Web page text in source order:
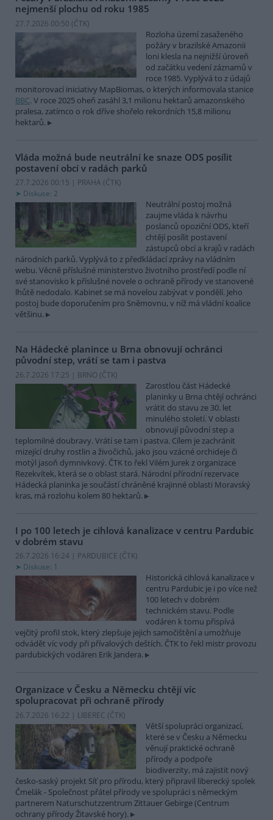
nejmenší plochu od roku 1985
27.7.2026 00:50 (ČTK)
Rozloha území zasaženého
požáry v brazilské Amazonii
loni klesla na nejnižší úroveň
od začátku vedení záznamů v
roce 1985. Vyplývá to z údajů
monitorovací iniciativy MapBiomas, o kterých informovala stanice
BBC. V roce 2025 oheň zasáhl 3,1 milionu hektarů amazonského
pralesa, zatímco o rok dříve shořelo rekordních 15,8 milionu
hektarů.
Vláda možná bude neutrální ke snaze ODS posílit
postavení obcí v radách parků
27.7.2026 00:15 | PRAHA (ČTK)
Diskuse: 2
Neutrální postoj možná
zaujme vláda k návrhu
poslanců opoziční ODS, kteří
chtějí posílit postavení
zástupců obcí a krajů v radách
národních parků. Vyplývá to z předkládací zprávy na vládním
webu. Věcně příslušné ministerstvo životního prostředí podle ní
své stanovisko k příslušné novele o ochraně přírody ve stanovené
lhůtě nedodalo. Kabinet se má novelou zabývat v pondělí. Jeho
postoj bude doporučením pro Sněmovnu, v níž má vládní koalice
většinu.
Na Hádecké planince u Brna obnovují ochránci
původní step, vrátí se tam i pastva
26.7.2026 17:25 | BRNO (ČTK)
Zarostlou část Hádecké
planinky u Brna chtějí ochránci
vrátit do stavu ze 30. let
minulého století. V oblasti
obnovují původní step a
teplomilné doubravy. Vrátí se tam i pastva. Cílem je zachránit
mizející druhy rostlin a živočichů, jako jsou vzácné orchideje či
motýl jasoň dymnivkový. ČTK to řekl Vilém Jurek z organizace
Rezekvítek, která se o oblast stará. Národní přírodní rezervace
Hádecká planinka je součástí chráněné krajinné oblasti Moravský
kras, má rozlohu kolem 80 hektarů.
I po 100 letech je cihlová kanalizace v centru Pardubic
v dobrém stavu
26.7.2026 16:24 | PARDUBICE (ČTK)
Diskuse: 1
Historická cihlová kanalizace v
centru Pardubic je i po více než
100 letech v dobrém
technickém stavu. Podle
vodáren k tomu přispívá
vejčitý profil stok, který zlepšuje jejich samočištění a umožňuje
odvádět víc vody při přívalových deštích. ČTK to řekl mistr provozu
pardubických vodáren Erik Jandera.
Organizace v Česku a Německu chtějí víc
spolupracovat při ochraně přírody
26.7.2026 16:22 | LIBEREC (ČTK)
Větší spolupráci organizací,
které se v Česku a Německu
věnují praktické ochraně
přírody a podpoře
biodiverzity, má zajistit nový
česko-saský projekt Síť pro přírodu, který připravil liberecký spolek
Čmelák - Společnost přátel přírody ve spolupráci s německým
partnerem Naturschutzzentrum Zittauer Gebirge (Centrum
ochrany přírody Žitavské hory).